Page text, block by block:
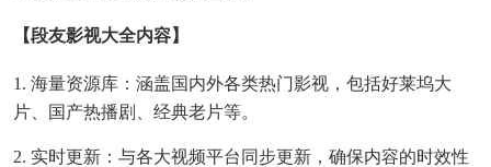
【段友影视大全内容】
1. 海量资源库：涵盖国内外各类热门影视，包括好莱坞大
片、国产热播剧、经典老片等。
2. 实时更新：与各大视频平台同步更新，确保内容的时效性